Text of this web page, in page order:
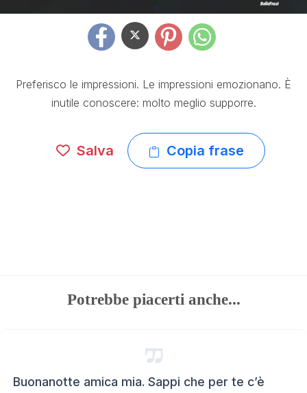
Preferisco le impressioni. Le impressioni emozionano. È
inutile conoscere: molto meglio supporre.
Salva Copia frase
Potrebbe piacerti anche...
Buonanotte amica mia. Sappi che per te c’è